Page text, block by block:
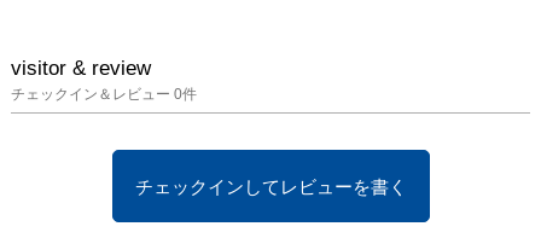
visitor & review
チェックイン＆レビュー 0件
チェックインしてレビューを書く